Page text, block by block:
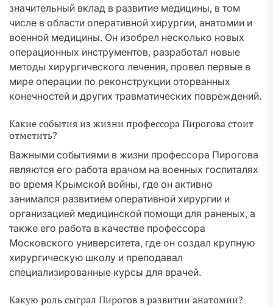
значительный вклад в развитие медицины, в том
числе в области оперативной хирургии, анатомии и
военной медицины. Он изобрел несколько новых
операционных инструментов, разработал новые
методы хирургического лечения, провел первые в
мире операции по реконструкции оторванных
конечностей и других травматических повреждений.
Какие события из жизни профессора Пирогова стоит
отметить?
Важными событиями в жизни профессора Пирогова
являются его работа врачом на военных госпиталях
во время Крымской войны, где он активно
занимался развитием оперативной хирургии и
организацией медицинской помощи для раненых, а
также его работа в качестве профессора
Московского университета, где он создал крупную
хирургическую школу и преподавал
специализированные курсы для врачей.
Какую роль сыграл Пирогов в развитии анатомии?